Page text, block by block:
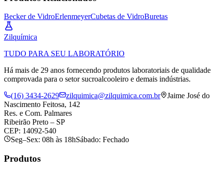
Becker de VidroErlenmeyerCubetas de VidroBuretas
Zilquímica
TUDO PARA SEU LABORATÓRIO
Há mais de 29 anos fornecendo produtos laboratoriais de qualidade
comprovada para o setor sucroalcooleiro e demais indústrias.
(16) 3434-2629
zilquimica@zilquimica.com.br
Jaime José do
Nascimento Feitosa, 142
Res. e Com. Palmares
Ribeirão Preto – SP
CEP: 14092-540
Seg–Sex: 08h às 18hSábado: Fechado
Produtos